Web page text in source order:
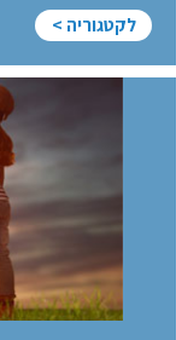
לקטגוריה >